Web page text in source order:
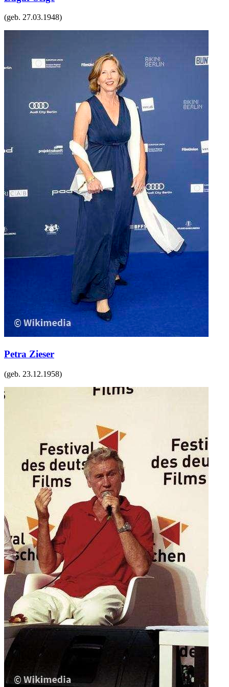
(geb. 27.03.1948)
Petra Zieser
(geb. 23.12.1958)